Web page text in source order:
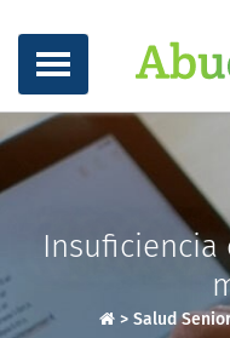
Insuficiencia
> Salud